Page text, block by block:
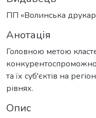
ПП «Волинська
Анотація
Головною метою
та їх суб'єктів на
рівнях.
Опис